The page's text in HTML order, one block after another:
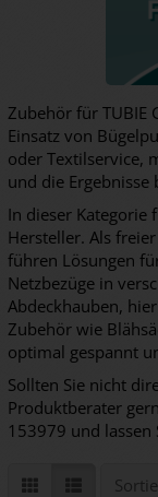
Zubehör für TUBIE
Einsatz von
oder Textilservice,
und die
In dieser Kategorie
Hersteller. Als
führen Lösungen
Netzbezüge in
Abdeckhauben,
Zubehör wie
optimal gespannt
Sollten Sie nicht
Produktberater
153979 und